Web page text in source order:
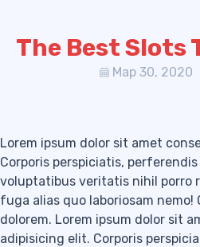
The Best Slots
Мар 30, 2020
Lorem ipsum dolor sit amet
Corporis perspiciatis,
voluptatibus veritatis nihil porro
fuga alias quo laboriosam
dolorem. Lorem ipsum dolor sit
adipisicing elit. Corporis